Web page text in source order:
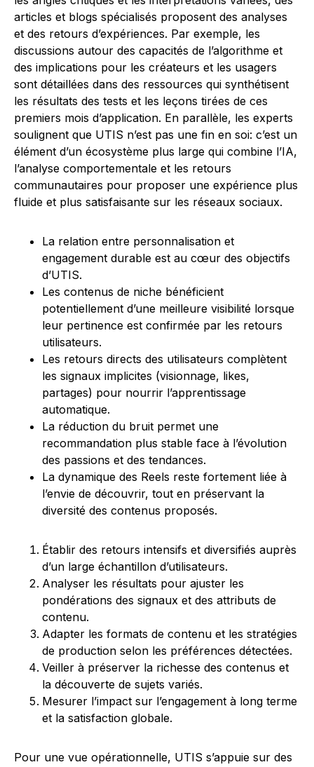
articles et blogs spécialisés proposent des analyses
et des retours d’expériences. Par exemple, les
discussions autour des capacités de l’algorithme et
des implications pour les créateurs et les usagers
sont détaillées dans des ressources qui synthétisent
les résultats des tests et les leçons tirées de ces
premiers mois d’application. En parallèle, les experts
soulignent que UTIS n’est pas une fin en soi: c’est un
élément d’un écosystème plus large qui combine l’IA,
l’analyse comportementale et les retours
communautaires pour proposer une expérience plus
fluide et plus satisfaisante sur les réseaux sociaux.
La relation entre personnalisation et
engagement durable est au cœur des objectifs
d’UTIS.
Les contenus de niche bénéficient
potentiellement d’une meilleure visibilité lorsque
leur pertinence est confirmée par les retours
utilisateurs.
Les retours directs des utilisateurs complètent
les signaux implicites (visionnage, likes,
partages) pour nourrir l’apprentissage
automatique.
La réduction du bruit permet une
recommandation plus stable face à l’évolution
des passions et des tendances.
La dynamique des Reels reste fortement liée à
l’envie de découvrir, tout en préservant la
diversité des contenus proposés.
Établir des retours intensifs et diversifiés auprès
d’un large échantillon d’utilisateurs.
Analyser les résultats pour ajuster les
pondérations des signaux et des attributs de
contenu.
Adapter les formats de contenu et les stratégies
de production selon les préférences détectées.
Veiller à préserver la richesse des contenus et
la découverte de sujets variés.
Mesurer l’impact sur l’engagement à long terme
et la satisfaction globale.
Pour une vue opérationnelle, UTIS s’appuie sur des